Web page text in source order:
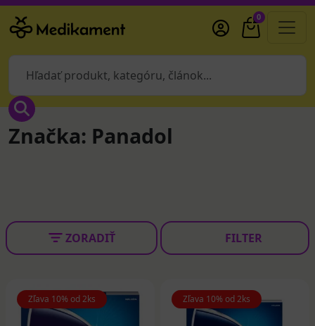
0
Značka: Panadol
ZORADIŤ FILTER
Zľava 10% od 2ks Zľava 10% od 2ks